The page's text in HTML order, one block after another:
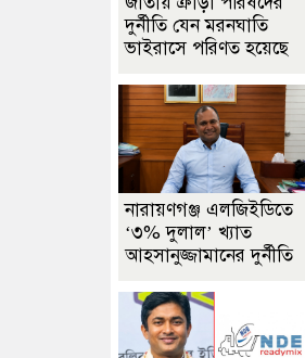
দুর্নীতি যেন মরনঘাতি
ভাইরাসে পরিণত হয়েছে
নারায়ণগঞ্জ এলজিইডিতে
‘৩% দুলাল’ খ্যাত
আহসানুজ্জামানের দুর্নীতি